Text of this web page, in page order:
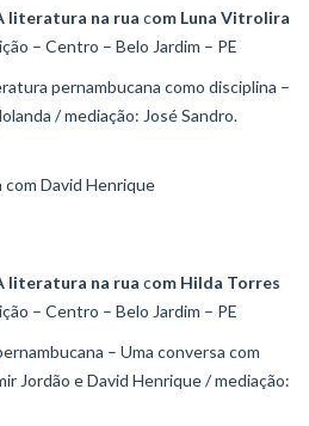
literatura na rua com Luna Vitrolira
– Centro – Belo Jardim – PE
pernambucana como disciplina –
/ mediação: José Sandro.
David Henrique
literatura na rua com Hilda Torres
– Centro – Belo Jardim – PE
– Uma conversa com
Jordão e David Henrique / mediação: